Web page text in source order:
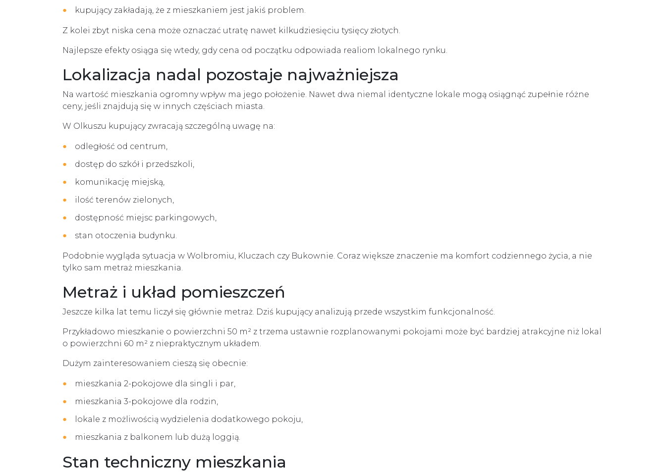
kupujący zakładają, że z mieszkaniem jest jakiś problem.
Z kolei zbyt niska cena może oznaczać utratę nawet kilkudziesięciu tysięcy złotych.
Najlepsze efekty osiąga się wtedy, gdy cena od początku odpowiada realiom lokalnego rynku.
Lokalizacja nadal pozostaje najważniejsza
Na wartość mieszkania ogromny wpływ ma jego położenie. Nawet dwa niemal identyczne lokale mogą osiągnąć zupełnie różne
ceny, jeśli znajdują się w innych częściach miasta.
W Olkuszu kupujący zwracają szczególną uwagę na:
odległość od centrum,
dostęp do szkół i przedszkoli,
komunikację miejską,
ilość terenów zielonych,
dostępność miejsc parkingowych,
stan otoczenia budynku.
Podobnie wygląda sytuacja w Wolbromiu, Kluczach czy Bukownie. Coraz większe znaczenie ma komfort codziennego życia, a nie
tylko sam metraż mieszkania.
Metraż i układ pomieszczeń
Jeszcze kilka lat temu liczył się głównie metraż. Dziś kupujący analizują przede wszystkim funkcjonalność.
Przykładowo mieszkanie o powierzchni 50 m² z trzema ustawnie rozplanowanymi pokojami może być bardziej atrakcyjne niż lokal
o powierzchni 60 m² z niepraktycznym układem.
Dużym zainteresowaniem cieszą się obecnie:
mieszkania 2-pokojowe dla singli i par,
mieszkania 3-pokojowe dla rodzin,
lokale z możliwością wydzielenia dodatkowego pokoju,
mieszkania z balkonem lub dużą loggią.
Stan techniczny mieszkania